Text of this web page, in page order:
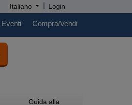
Italiano | Login
Eventi Compra/Vendi
Guida alla